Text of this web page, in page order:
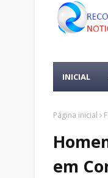
INICIAL
Página inicial
em